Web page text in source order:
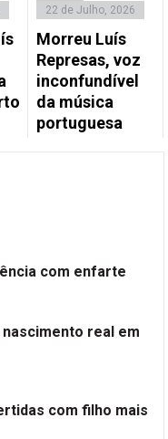
22 de Julho, 2026
Morreu Luís
Represas, voz
inconfundível
da música
portuguesa
com enfarte
nascimento real em
com filho mais